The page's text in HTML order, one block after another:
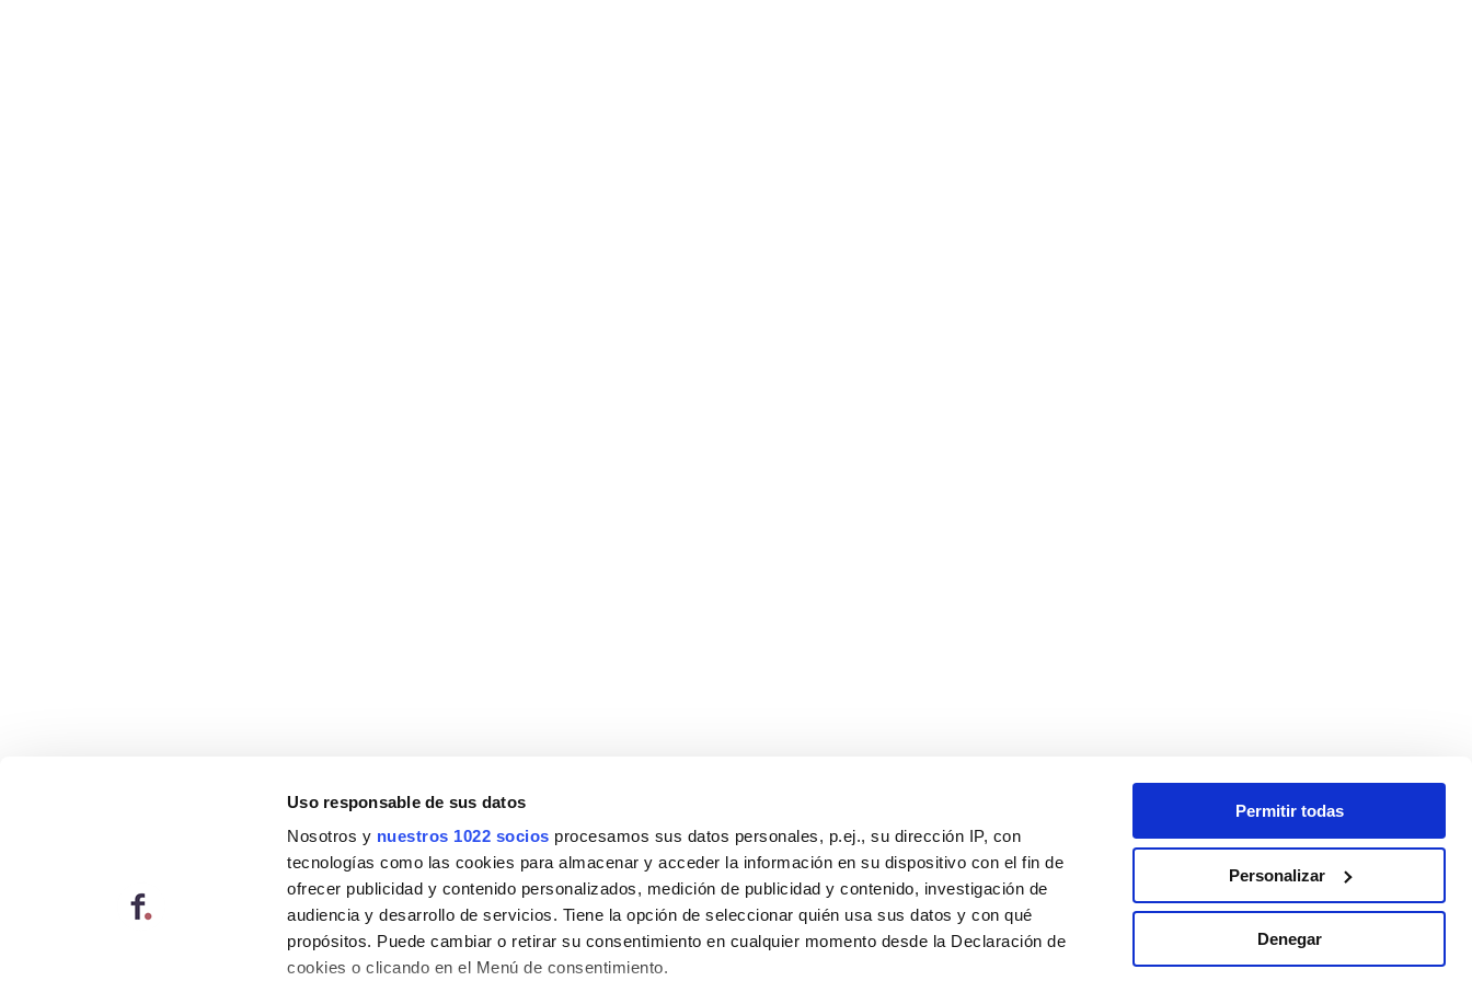
Uso responsable de sus datos
Nosotros y nuestros 1022 socios procesamos sus datos personales, p.ej., su dirección IP, con
tecnologías como las cookies para almacenar y acceder la información en su dispositivo con el fin de
ofrecer publicidad y contenido personalizados, medición de publicidad y contenido, investigación de
audiencia y desarrollo de servicios. Tiene la opción de seleccionar quién usa sus datos y con qué
propósitos. Puede cambiar o retirar su consentimiento en cualquier momento desde la Declaración de
cookies o clicando en el Menú de consentimiento.
Permitir todas
Personalizar
Denegar